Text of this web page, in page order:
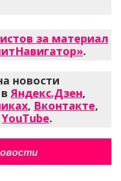
за материал
.
новости
вЯндекс.Дзен,
, Вконтакте,
YouTube.